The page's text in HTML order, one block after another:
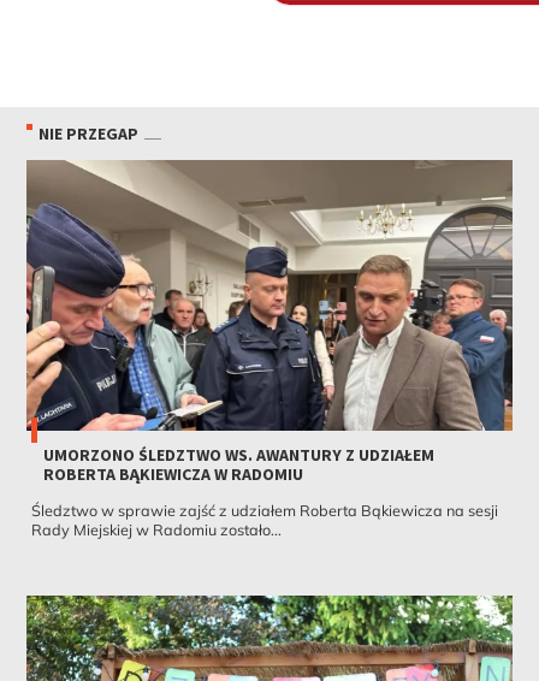
NIE PRZEGAP
UMORZONO ŚLEDZTWO WS. AWANTURY Z UDZIAŁEM
ROBERTA BĄKIEWICZA W RADOMIU
Śledztwo w sprawie zajść z udziałem Roberta Bąkiewicza na sesji
Rady Miejskiej w Radomiu zostało...